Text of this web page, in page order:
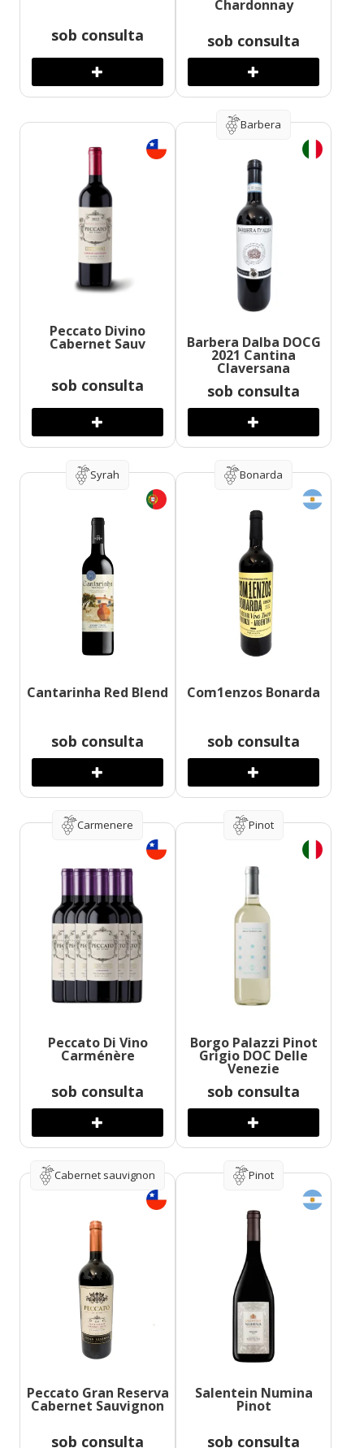
sob consulta
Chardonnay
sob consulta
Peccato Divino
Cabernet Sauv
sob consulta
Barbera
Barbera Dalba DOCG
2021 Cantina
Claversana
sob consulta
Syrah
Cantarinha Red Blend
sob consulta
Bonarda
Com1enzos Bonarda
sob consulta
Carmenere
Peccato Di Vino
Carménère
sob consulta
Pinot
Borgo Palazzi Pinot
Grigio DOC Delle
Venezie
sob consulta
Cabernet sauvignon
Peccato Gran Reserva
Cabernet Sauvignon
sob consulta
Pinot
Salentein Numina
Pinot
sob consulta